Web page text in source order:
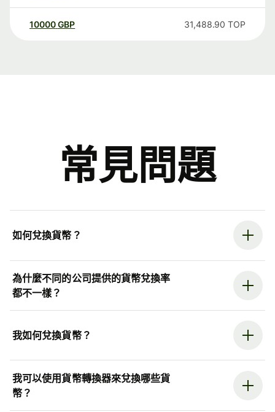
10000 GBP 31,488.90 TOP
常見問題
如何兌換貨幣？
為什麼不同的公司提供的貨幣兌換率
都不一樣？
我如何兌換貨幣？
我可以使用貨幣轉換器來兌換哪些貨
幣？